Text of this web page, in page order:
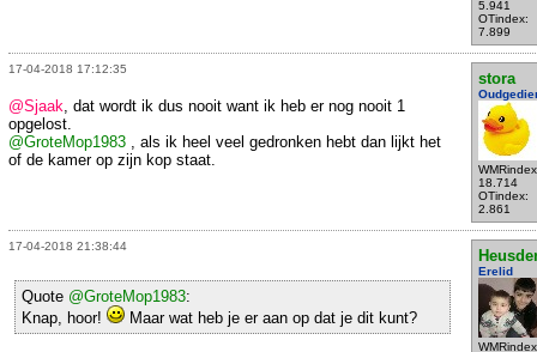
5.941
OTindex:
7.899
17-04-2018 17:12:35
stora
18.714
OTindex:
2.861
@Sjaak , dat wordt ik dus nooit want ik heb er nog nooit 1
opgelost.
@GroteMop1983 , als ik heel veel gedronken hebt dan lijkt het
of de kamer op zijn kop staat.
17-04-2018 21:38:44
Erelid
Quote @GroteMop1983:
Knap, hoor!
Maar wat heb je er aan op dat je dit kunt?